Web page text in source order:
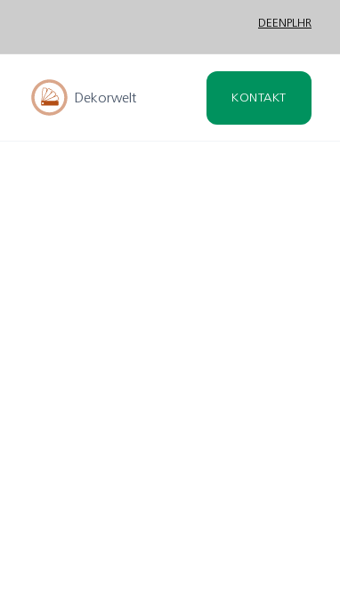
DEENPLHR
Dekorwelt KONTAKT